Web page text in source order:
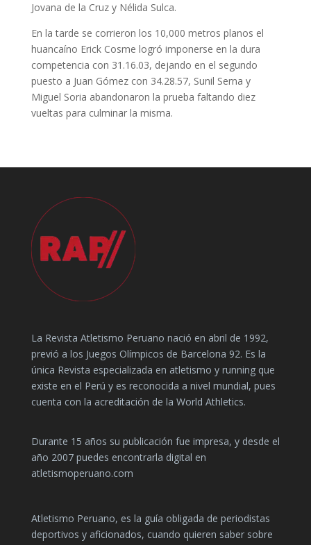
Jovana de la Cruz y Nélida Sulca.
En la tarde se corrieron los 10,000 metros planos el
huancaíno Erick Cosme logró imponerse en la dura
competencia con 31.16.03, dejando en el segundo
puesto a Juan Gómez con 34.28.57, Sunil Serna y
Miguel Soria abandonaron la prueba faltando diez
vueltas para culminar la misma.
La Revista Atletismo Peruano nació en abril de 1992,
previó a los Juegos Olímpicos de Barcelona 92. Es la
única Revista especializada en atletismo y running que
existe en el Perú y es reconocida a nivel mundial, pues
cuenta con la acreditación de la World Athletics.
Durante 15 años su publicación fue impresa, y desde el
año 2007 puedes encontrarla digital en
atletismoperuano.com
Atletismo Peruano, es la guía obligada de periodistas
deportivos y aficionados, cuando quieren saber sobre